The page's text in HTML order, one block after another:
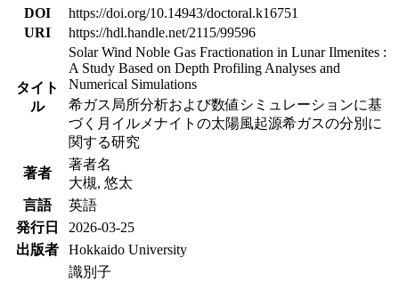
DOI
https://doi.org/10.14943/doctoral.k16751
URI
https://hdl.handle.net/2115/99596
タイト
ル
Solar Wind Noble Gas Fractionation in Lunar Ilmenites :
A Study Based on Depth Profiling Analyses and
Numerical Simulations
希ガス局所分析および数値シミュレーションに基
づく月イルメナイトの太陽風起源希ガスの分別に
関する研究
著者
著者名
大槻, 悠太
言語
英語
発行日
2026-03-25
出版者
Hokkaido University
識別子